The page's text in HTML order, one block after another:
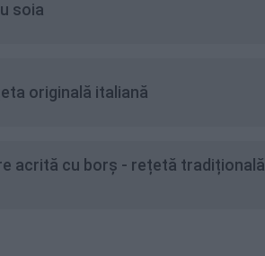
soia
originală italiană
acrită cu borș - rețetă tradițională